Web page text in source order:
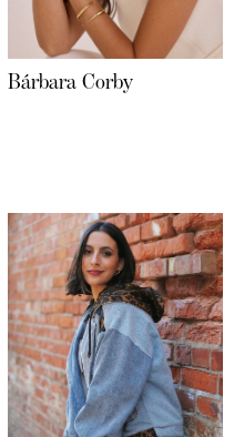
Bárbara Corby